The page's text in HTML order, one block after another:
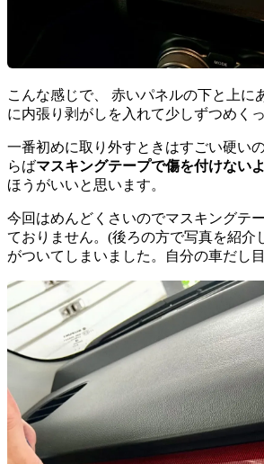
こんな感じで、 赤いパネルの下と上に
に内張り剥がしを入れて少しずつめく
一番初めに取り外すときはすごい硬い
らばマスキングテープで傷を付けない
ほうがいいと思います。
今回はめんどくさいのでマスキングテ
ておりません。(後ろの方で写真を紹介
がついてしまいました。自分の車だし